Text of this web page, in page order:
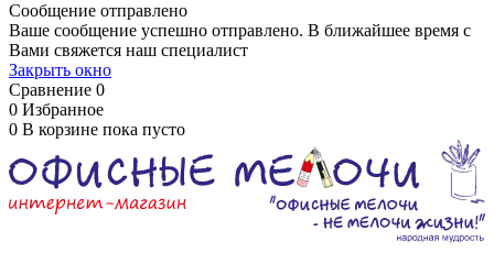
Сообщение отправлено
Ваше сообщение успешно отправлено. В ближайшее время с
Вами свяжется наш специалист
Закрыть окно
Сравнение 0
0 Избранное
0 В корзине пока пусто